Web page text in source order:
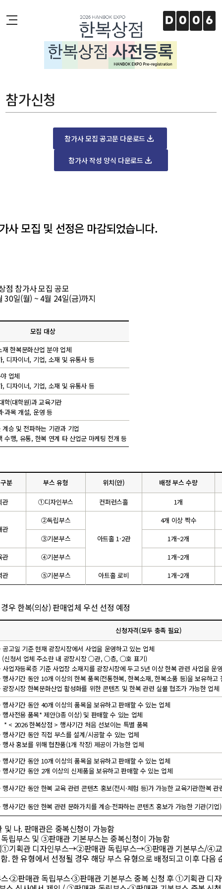
D 0 0 6
참가신청
참가사 모집 공고문 다운로드
참가사 작성 양식 다운로드
사 모집 및 선정은 마감되었습니다.
점 참가사 모집 공모
30일(월) ~ 4월 24일(금)까지
모집 대상
한복문화산업 분야 업체
디자이너, 기업, 소재 및 유통사 등
업체
디자이너, 기업, 소재 및 유통사 등
학(대학원)과 교육기관
과목 개설, 운영 등
승 및 전파하는 기관과 기업
수행, 유통, 한복 연계 타 산업군 마케팅 전개 등
분 부스 유형 위치(안) 배정 부스 수량
관 ①디자인부스 컨퍼런스홀 1개
관
②독립부스
아트홀 1·2관
4개 이상 짝수
③기본부스
1개~2개
관
④기본부스
1개~2개
관
⑤기본부스 아트홀 로비 1개~2개
우 한복(의상) 판매업체 우선 선정 예정
신청자격(모두 충족 필요)
공고일 기준 현재 광장시장에서 사업을 운영하고 있는 업체
청서 업체 주소란 내 광장시장 ○관, ○층, ○호 표기)
사업자등록증 기준 사업장 소재지를 광장시장에 두고 5년 이상 한복 관련 사업을 운
행사기간 동안 10개 이상의 한복 품목(전통한복, 한복소재, 한복소품 등)을 보유하고
광장시장 한복문화산업 활성화를 위한 콘텐츠 및 한복 관련 실물 협조가 가능한 업체
행사기간 동안 40개 이상의 품목을 보유하고 판매할 수 있는 업체
행사전용 품목* 제안(3종 이상) 및 판매할 수 있는 업체
< 2026 한복상점 > 행사기간 처음 선보이는 특별 품목
행사기간 동안 직접 부스를 설계/시공할 수 있는 업체
행사 홍보를 위해 협찬품(1개 착장) 제공이 가능한 업체
행사기간 동안 10개 이상의 품목을 보유하고 판매할 수 있는 업체
행사기간 동안 2개 이상의 신제품을 보유하고 판매할 수 있는 업체
행사기간 동안 한복 교육 관련 콘텐츠 홍보(전시·체험 등)가 가능한 교육기관(한복 관
행사기간 동안 한복 관련 문화가치를 계승·전파하는 콘텐츠 홍보가 가능한 기관(기업)
나. 판매관은 중복신청이 가능함
립부스 및 ③판매관 기본부스는 중복신청이 가능함
기획관 디자인부스→②판매관 독립부스→③판매관 기본부스/④
. 한 유형에서 선정될 경우 해당 부스 유형으로 배정되고 이후 다음
판매관 독립부스·③판매관 기본부스 중복 신청 후 ①기획관 디